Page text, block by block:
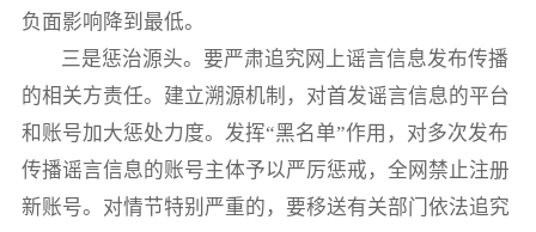
负面影响降到最低。
三是惩治源头。要严肃追究网上谣言信息发布传播
的相关方责任。建立溯源机制，对首发谣言信息的平台
和账号加大惩处力度。发挥“黑名单”作用，对多次发布
传播谣言信息的账号主体予以严厉惩戒，全网禁止注册
新账号。对情节特别严重的，要移送有关部门依法追究